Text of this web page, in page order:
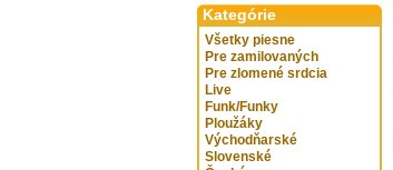
Kategórie
Všetky piesne
Pre zamilovaných
Pre zlomené srdcia
Live
Funk/Funky
Ploužáky
Východňarské
Slovenské